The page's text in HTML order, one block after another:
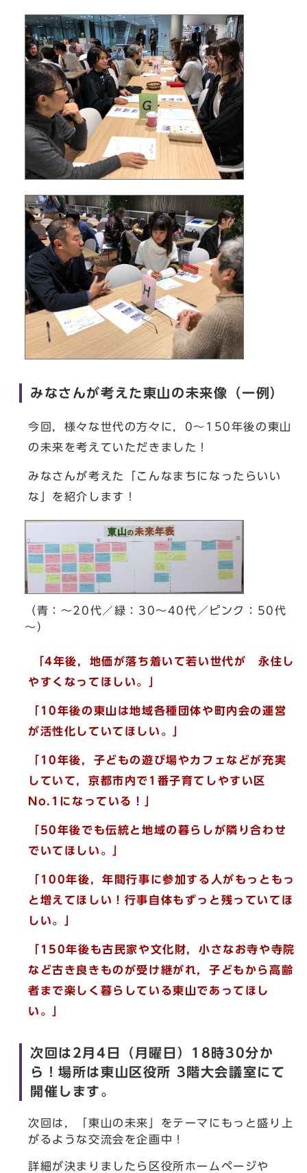
みなさんが考えた東山の未来像（一例）
今回，様々な世代の方々に，0～150年後の東山
の未来を考えていただきました！
みなさんが考えた「こんなまちになったらいい
な」を紹介します！
（青：～20代／緑：30～40代／ピンク：50代
～）
「4年後，地価が落ち着いて若い世代が 永住し
やすくなってほしい。」
「10年後の東山は地域各種団体や町内会の運営
が活性化していてほしい。」
「10年後，子どもの遊び場やカフェなどが充実
していて，京都市内で1番子育てしやすい区
No.1になっている！」
「50年後でも伝統と地域の暮らしが隣り合わせ
でいてほしい。」
「100年後，年間行事に参加する人がもっともっ
と増えてほしい！行事自体もずっと残っていてほ
しい。」
「150年後も古民家や文化財，小さなお寺や寺院
など古き良きものが受け継がれ，子どもから高齢
者まで楽しく暮らしている東山であってほし
い。」
次回は2月4日（月曜日）18時30分か
ら！場所は東山区役所 3階大会議室にて
開催します。
次回は，「東山の未来」をテーマにもっと盛り上
がるような交流会を企画中！
詳細が決まりましたら区役所ホームページや